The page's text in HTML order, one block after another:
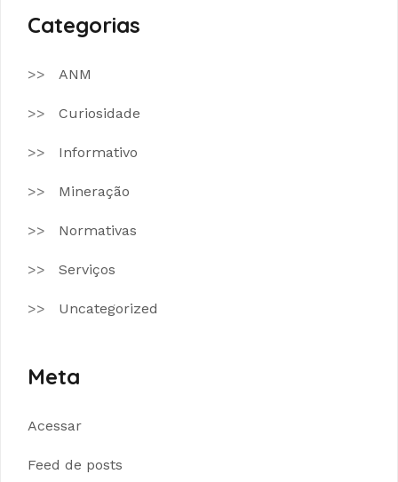
Categorias
ANM
Curiosidade
Informativo
Mineração
Normativas
Serviços
Uncategorized
Meta
Acessar
Feed de posts